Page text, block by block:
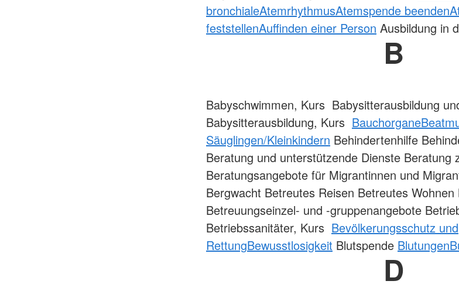
bronchialeAtemrhythmusAtemspende beenden
feststellenAuffinden einer Person Ausbildung in
B
Babyschwimmen, Kurs Babysitterausbildung
Babysitterausbildung, Kurs Bauchorgane
Säuglingen/Kleinkindern Behindertenhilfe
Beratung und unterstützende Dienste Beratung
Beratungsangebote für Migrantinnen und
Bergwacht Betreutes Reisen Betreutes
Betreuungseinzel- und -gruppenangebote
Betriebssanitäter, Kurs Bevölkerungsschutz und
RettungBewusstlosigkeit Blutspende Blutungen
D